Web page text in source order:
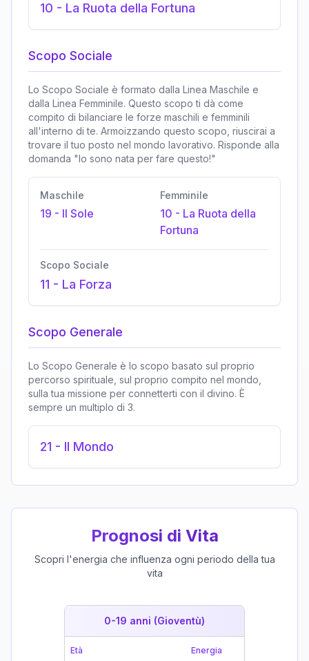
10 - La Ruota della Fortuna
Scopo Sociale
Lo Scopo Sociale è formato dalla Linea Maschile e
dalla Linea Femminile. Questo scopo ti dà come
compito di bilanciare le forze maschili e femminili
all'interno di te. Armoizzando questo scopo, riuscirai a
trovare il tuo posto nel mondo lavorativo. Risponde alla
domanda "Io sono nata per fare questo!"
Maschile
19 - Il Sole
Femminile
10 - La Ruota della
Fortuna
Scopo Sociale
11 - La Forza
Scopo Generale
Lo Scopo Generale è lo scopo basato sul proprio
percorso spirituale, sul proprio compito nel mondo,
sulla tua missione per connetterti con il divino. È
sempre un multiplo di 3.
21 - Il Mondo
Prognosi di Vita
Scopri l'energia che influenza ogni periodo della tua
vita
0-19 anni (Gioventù)
Età Energia